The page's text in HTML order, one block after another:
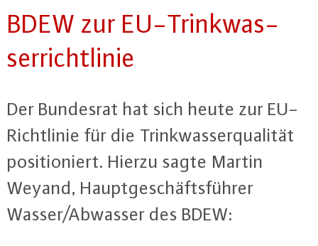
BDEW zur EU-Trink­was­
ser­richt­li­nie
Der Bundesrat hat sich heute zur EU-
Richt­li­nie für die Trink­was­ser­qua­li­tät
po­si­tio­niert. Hierzu sagte Martin
Weyand, Haupt­ge­schäfts­füh­rer
Wasser/Abwasser des BDEW: